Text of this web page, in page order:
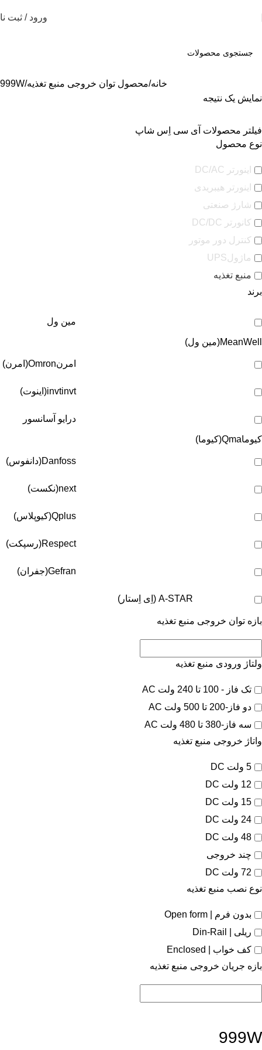
ورود / ثبت
خانه محصول توان خروجی منبع تغذیه 999W
نمایش یک نتیجه
فیلتر محصولات آی سی اِس شاپ
نوع محصول
اینورتر DC/AC
اینورتر هیبریدی
شارژ صنعتی
کانورتر DC/DC
کنترل دور موتور
ماژولUPS
منبع تغذیه
برند
مین ول
MeanWell(مین ول)
امرنOmron(امرن)
invtinvt(اینوت)
درایو آسانسور
کیوماQma(کیوما)
Danfoss(دانفوس)
next(نکست)
Qplus(کیوپلاس)
Respect(رسپکت)
Gefran(جفران)
A-STAR (اِی اِستار)
بازه توان خروجی منبع تغذیه
ولتاژ ورودی منبع تغذیه
تک فاز - 100 تا 240 ولت AC
دو فاز-200 تا 500 ولت AC
سه فاز-380 تا 480 ولت AC
واتاژ خروجی منبع تغذیه
5 ولت DC
12 ولت DC
15 ولت DC
24 ولت DC
48 ولت DC
چند خروجی
72 ولت DC
نوع نصب منبع تغذیه
بدون فرم | Open form
ریلی | Din-Rail
کف خواب | Enclosed
بازه جریان خروجی منبع تغذیه
999W